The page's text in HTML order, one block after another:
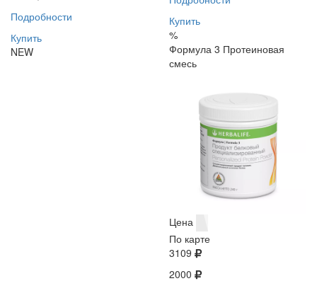
Подробности
Купить
NEW
Купить
%
Формула 3 Протеиновая
смесь
Цена
По карте
3109
2000